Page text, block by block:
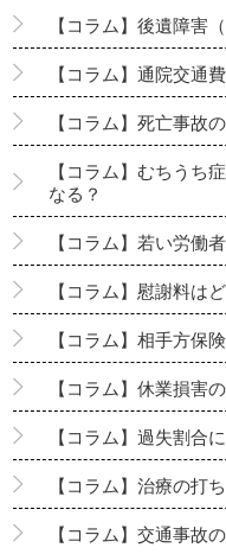
【コラム】後遺障害
【コラム】通院交通費
【コラム】死亡事故
【コラム】むちうち
なる？
【コラム】若い労働
【コラム】慰謝料は
【コラム】相手方保
【コラム】休業損害
【コラム】過失割合
【コラム】治療の打
【コラム】交通事故